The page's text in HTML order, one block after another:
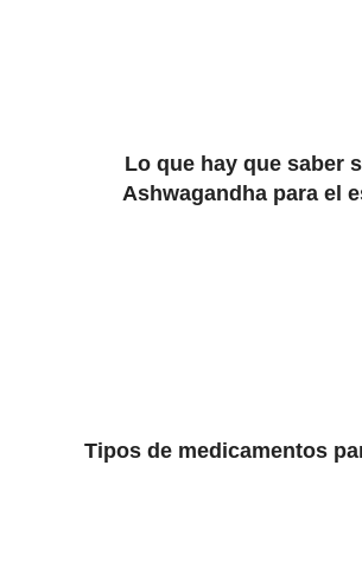
Lo que hay que saber
Ashwagandha para el
Tipos de medicamentos